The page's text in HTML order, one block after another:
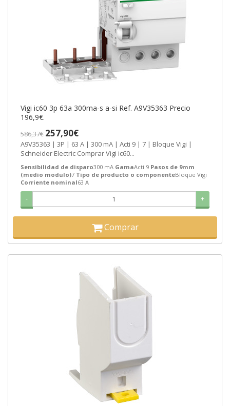
Vigi ic60 3p 63a 300ma-s a-si Ref. A9V35363 Precio
196,9€.
586,37€ 257,90€
A9V35363 | 3P | 63 A | 300 mA | Acti 9 | 7 | Bloque Vigi |
Schneider Electric Comprar Vigi ic60...
Sensibilidad de disparo300 mA GamaActi 9 Pasos de 9mm
(medio modulo)7 Tipo de producto o componenteBloque Vigi
Corriente nominal63 A
- +
Comprar